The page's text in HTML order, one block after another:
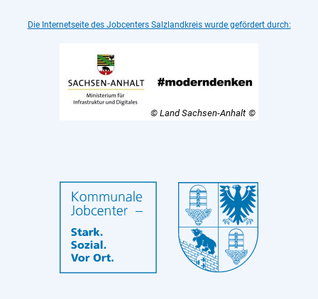
Die Internetseite des Jobcenters Salzlandkreis wurde gefördert durch:
© Land Sachsen-Anhalt